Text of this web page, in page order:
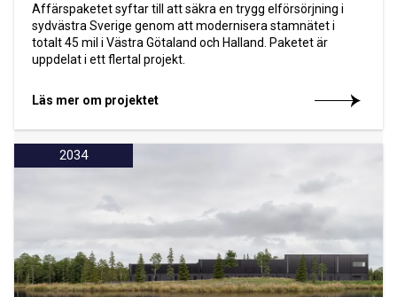
Affärspaketet syftar till att säkra en trygg elförsörjning i
sydvästra Sverige genom att modernisera stamnätet i
totalt 45 mil i Västra Götaland och Halland. Paketet är
uppdelat i ett flertal projekt.
Läs mer om projektet
2034